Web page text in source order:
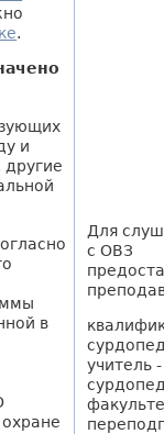
.
и
другие
в
Для
с ОВЗ
учитель -